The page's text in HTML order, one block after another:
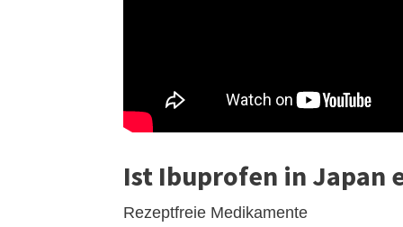
Ist Ibuprofen in Japan
Rezeptfreie Medikamente